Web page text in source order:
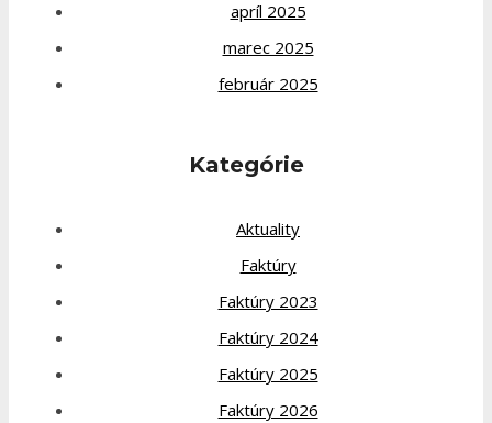
apríl 2025
marec 2025
február 2025
Kategórie
Aktuality
Faktúry
Faktúry 2023
Faktúry 2024
Faktúry 2025
Faktúry 2026